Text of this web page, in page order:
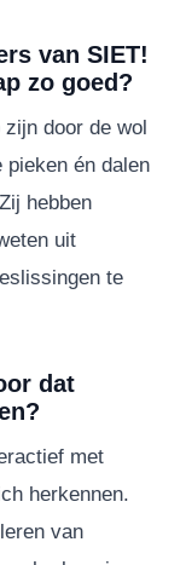
van SIET!
zo goed?
door de wol
pieken én dalen
hebben
uit
te
dat
met
herkennen.
van